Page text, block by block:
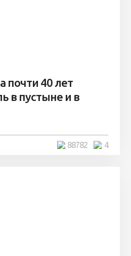
почти 40 лет
в пустыне и в
4
88782